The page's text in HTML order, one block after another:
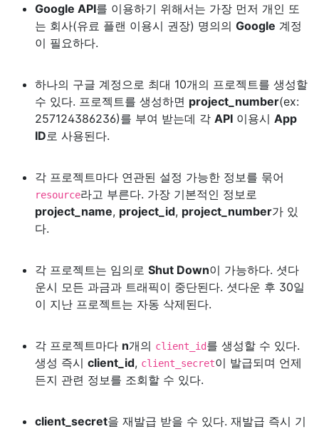
Google API를 이용하기 위해서는 가장 먼저 개인 또
는 회사(유료 플랜 이용시 권장) 명의의 Google 계정
이 필요하다.
하나의 구글 계정으로 최대 10개의 프로젝트를 생성할
수 있다. 프로젝트를 생성하면 project_number(ex:
257124386236)를 부여 받는데 각 API 이용시 App
ID로 사용된다.
각 프로젝트마다 연관된 설정 가능한 정보를 묶어
resource라고 부른다. 가장 기본적인 정보로
project_name, project_id, project_number가 있
다.
각 프로젝트는 임의로 Shut Down이 가능하다. 셧다
운시 모든 과금과 트래픽이 중단된다. 셧다운 후 30일
이 지난 프로젝트는 자동 삭제된다.
각 프로젝트마다 n개의 client_id를 생성할 수 있다.
생성 즉시 client_id, client_secret이 발급되며 언제
든지 관련 정보를 조회할 수 있다.
client_secret을 재발급 받을 수 있다. 재발급 즉시 기